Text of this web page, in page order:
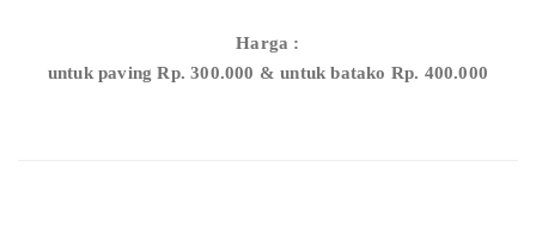
Harga :
untuk paving Rp. 300.000 & untuk batako Rp. 400.000